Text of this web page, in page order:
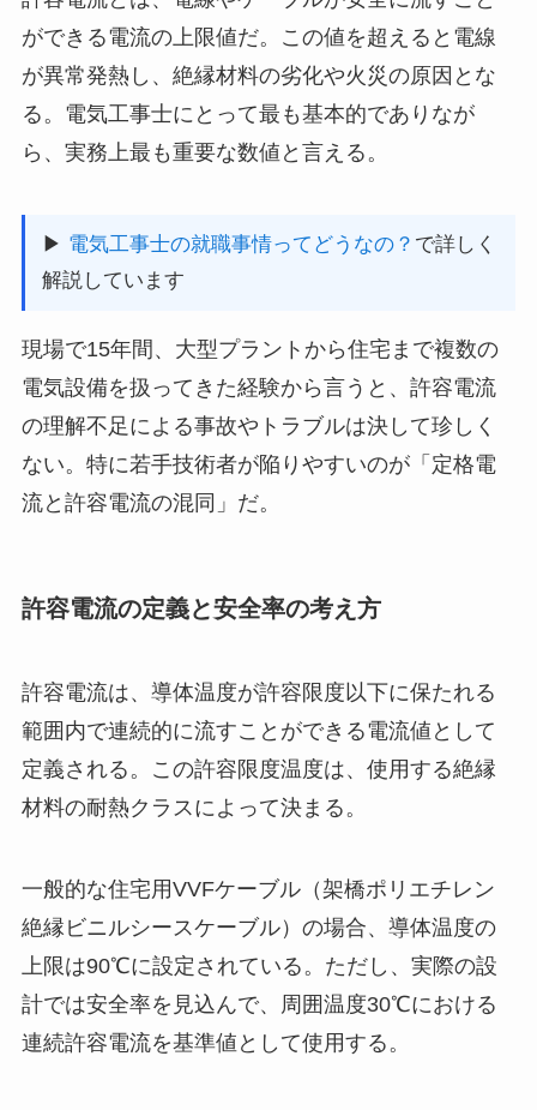
ができる電流の上限値だ。この値を超えると電線
が異常発熱し、絶縁材料の劣化や火災の原因とな
る。電気工事士にとって最も基本的でありなが
ら、実務上最も重要な数値と言える。
▶ 電気工事士の就職事情ってどうなの？ で詳しく
解説しています
現場で15年間、大型プラントから住宅まで複数の
電気設備を扱ってきた経験から言うと、許容電流
の理解不足による事故やトラブルは決して珍しく
ない。特に若手技術者が陥りやすいのが「定格電
流と許容電流の混同」だ。
許容電流の定義と安全率の考え方
許容電流は、導体温度が許容限度以下に保たれる
範囲内で連続的に流すことができる電流値として
定義される。この許容限度温度は、使用する絶縁
材料の耐熱クラスによって決まる。
一般的な住宅用VVFケーブル（架橋ポリエチレン
絶縁ビニルシースケーブル）の場合、導体温度の
上限は90℃に設定されている。ただし、実際の設
計では安全率を見込んで、周囲温度30℃における
連続許容電流を基準値として使用する。